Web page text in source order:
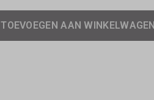
TOEVOEGEN AAN WINKELWAGEN